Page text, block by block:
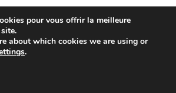
pour vous offrir la meilleure
about which cookies we are using or
.